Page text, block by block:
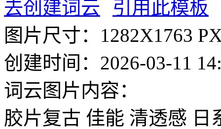
去创建词云
引用此模板
图片尺寸： 1282X1763
创建时间： 2026-03-11
词云图片内容：
胶片复古 佳能 清透感 日